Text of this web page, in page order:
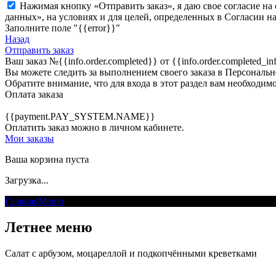
Нажимая кнопку «Отправить заказ», я даю свое согласие
данных», на условиях и для целей, определенных в Согласии
Заполните поле "{{error}}"
Назад
Отправить заказ
Ваш заказ №{{info.order.completed}} от
Вы можете следить за выполнением своего заказа в
Обратите внимание, что для входа в этот раздел вам
Оплата заказа
{{payment.PAY_SYSTEM.NAME}}
Оплатить заказ можно в личном кабинете.
Мои заказы
Ваша корзина пуста
Загрузка...
ГлавнаяМеню
Летнее меню
Салат с арбузом, моцареллой и подкопчёнными креветками